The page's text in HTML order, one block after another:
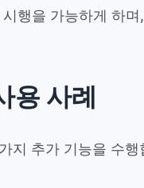
행을 가능하게 하
용 사례
지 추가 기능을 수행